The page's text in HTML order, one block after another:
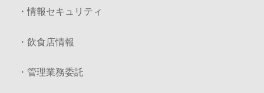
・情報セキュリティ
・飲食店情報
・管理業務委託